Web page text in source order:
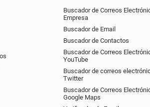
Buscador de Correos
Empresa
Buscador de Email
Buscador de Contactos
Buscador de Correos
YouTube
Buscador de correos
Twitter
Buscador de Correos
Google Maps